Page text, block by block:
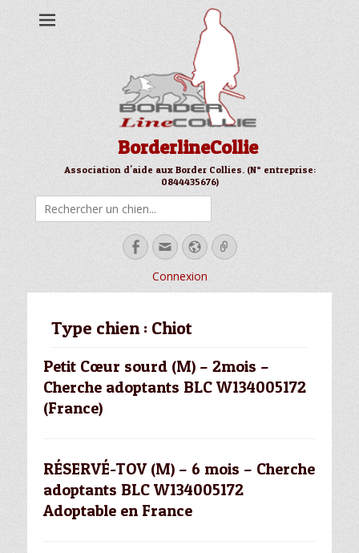
BorderlineCollie
Association d'aide aux Border Collies. (N° entreprise:
0844435676)
Facebook
EmailSite
web
Link
Connexion
Type chien : Chiot
Petit Cœur sourd (M) – 2mois –
Cherche adoptants BLC W134005172
(France)
RÉSERVÉ-TOV (M) – 6 mois – Cherche
adoptants BLC W134005172
Adoptable en France